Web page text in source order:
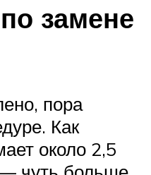
замене
пора
Как
около 2,5